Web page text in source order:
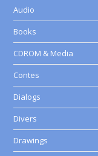
Audio
Books
CDROM & Media
Contes
Dialogs
Divers
Drawings